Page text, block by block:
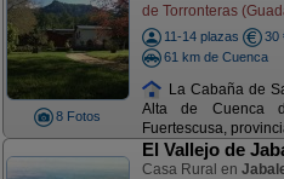
8 Fotos
de Torronteras
11-14 plazas
30
61 km de Cuenca
La Cabaña de
Alta de Cuenca
Fuertescusa,
El Vallejo de
Casa Rural en